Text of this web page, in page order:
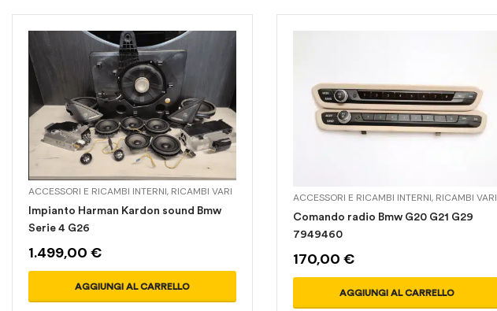
ACCESSORI E RICAMBI INTERNI, RICAMBI VARI
Impianto Harman Kardon sound Bmw
Serie 4 G26
1.499,00 €
AGGIUNGI AL CARRELLO
ACCESSORI E RICAMBI INTERNI, RICAMBI VARI
Comando radio Bmw G20 G21 G29
7949460
170,00 €
AGGIUNGI AL CARRELLO